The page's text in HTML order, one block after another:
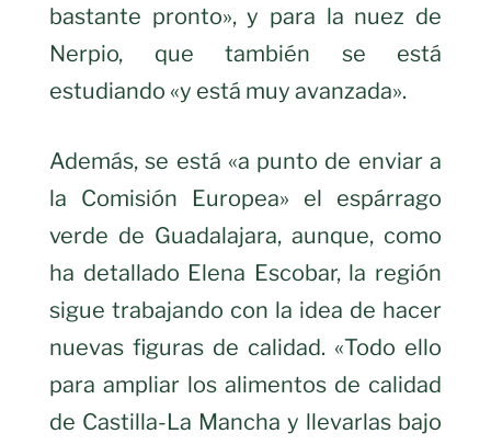
bastante pronto», y para la nuez de
Nerpio, que también se está
estudiando «y está muy avanzada».
Además, se está «a punto de enviar a
la Comisión Europea» el espárrago
verde de Guadalajara, aunque, como
ha detallado Elena Escobar, la región
sigue trabajando con la idea de hacer
nuevas figuras de calidad. «Todo ello
para ampliar los alimentos de calidad
de Castilla-La Mancha y llevarlas bajo